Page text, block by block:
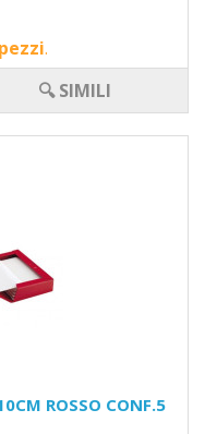
.
🔍 SIMILI
ROSSO CONF.5